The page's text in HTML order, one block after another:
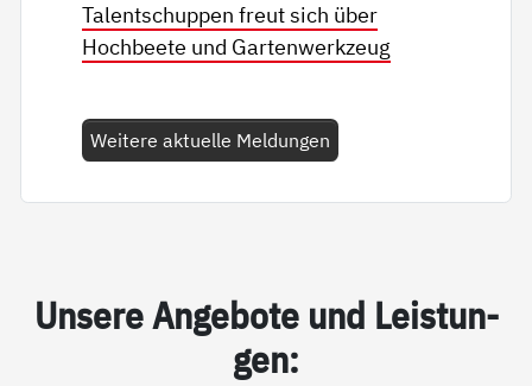
Talentschuppen freut sich über
Hochbeete und Gartenwerkzeug
Weitere aktuelle Meldungen
Un­se­re An­ge­bo­te und Leis­tun­
gen: